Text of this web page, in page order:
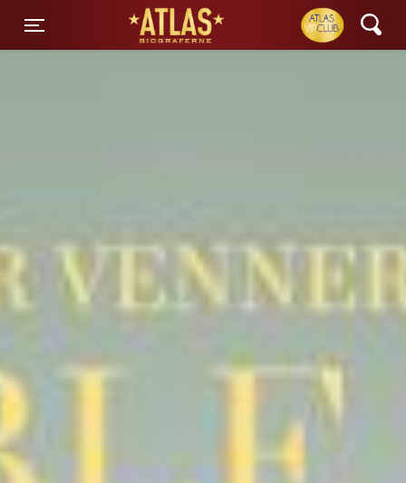
Toggle navigation
ATLAS Biograferne